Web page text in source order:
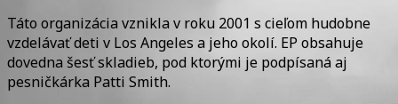
Táto organizácia vznikla v roku 2001 s cieľom hudobne
vzdelávať deti v Los Angeles a jeho okolí. EP obsahuje
dovedna šesť skladieb, pod ktorými je podpísaná aj
pesničkárka Patti Smith.